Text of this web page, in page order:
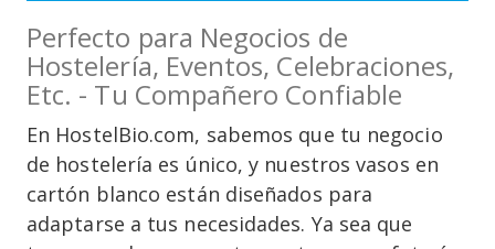
Perfecto para Negocios de
Hostelería, Eventos, Celebraciones,
Etc. - Tu Compañero Confiable
En HostelBio.com, sabemos que tu negocio
de hostelería es único, y nuestros vasos en
cartón blanco están diseñados para
adaptarse a tus necesidades. Ya sea que